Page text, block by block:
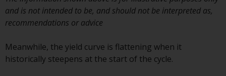
Bewertungsinformationen zur
Verfügung zu stellen. Qualifizierte
einer Anlage in diese Fonds das
Angebotsprospekt und andere
and is not intended to be, and should not be interpreted as,
recommendations or advice
Meanwhile, the yield curve is flattening when it
historically steepens at the start of the cycle.